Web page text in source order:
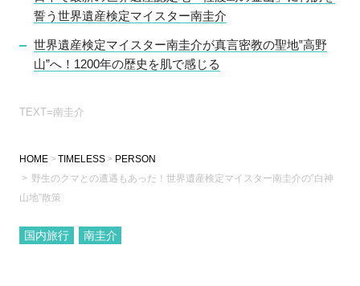
誓う世界遺産検定マイスター南圭介
世界遺産検定マイスター南圭介が真言密教の聖地‟高野
山”へ！1200年の歴史を肌で感じる
TEXT=南圭介
HOME TIMELESS
PERSON
野生のクマとの遭遇もあった！世界遺産検定マイスター南圭介の‟白神
山地”散策
国内旅行 南圭介